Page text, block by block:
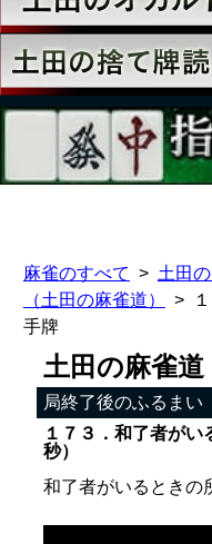
麻雀のすべて 土田
（土田の麻雀道）
手牌
土田の麻雀道
局終了後のふるまい
１７３．和了者が
秒）
和了者がいるときの